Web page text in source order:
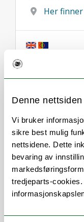
Denne
Vi bruker
sikre best mulig
nettsidene. Dette
bevaring av
tredjeparts-
Her
-
Sciences